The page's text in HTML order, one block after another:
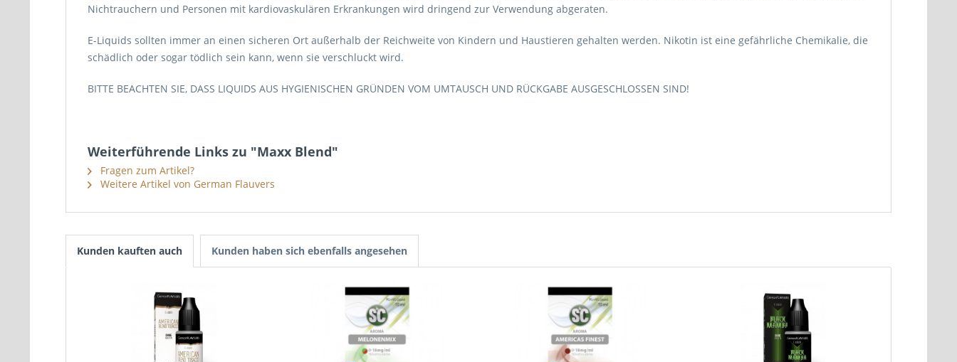
Nichtrauchern und Personen mit kardiovaskulären Erkrankungen wird dringend zur Verwendung abgeraten.
E-Liquids sollten immer an einen sicheren Ort außerhalb der Reichweite von Kindern und Haustieren gehalten werden. Nikotin ist eine gefährliche Chemikalie, die
schädlich oder sogar tödlich sein kann, wenn sie verschluckt wird.
BITTE BEACHTEN SIE, DASS LIQUIDS AUS HYGIENISCHEN GRÜNDEN VOM UMTAUSCH UND RÜCKGABE AUSGESCHLOSSEN SIND!
Weiterführende Links zu "Maxx Blend"
Fragen zum Artikel?
Weitere Artikel von German Flauvers
Kunden kauften auch Kunden haben sich ebenfalls angesehen